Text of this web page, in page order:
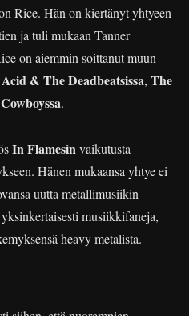
Rice. Hän on kiertänyt yhtyeen
ja tuli mukaan Tanner
on aiemmin soittanut muun
& The Deadbeatsissa, The
.
In Flamesinvaikutusta
Hänen mukaansa yhtye ei
uutta metallimusiikin
musiikkifaneja,
heavy metalista.